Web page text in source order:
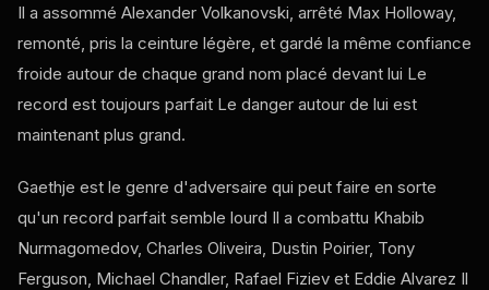
Il a assommé Alexander Volkanovski, arrêté Max Holloway,
remonté, pris la ceinture légère, et gardé la même confiance
froide autour de chaque grand nom placé devant lui Le
record est toujours parfait Le danger autour de lui est
maintenant plus grand.
Gaethje est le genre d'adversaire qui peut faire en sorte
qu'un record parfait semble lourd Il a combattu Khabib
Nurmagomedov, Charles Oliveira, Dustin Poirier, Tony
Ferguson, Michael Chandler, Rafael Fiziev et Eddie Alvarez Il